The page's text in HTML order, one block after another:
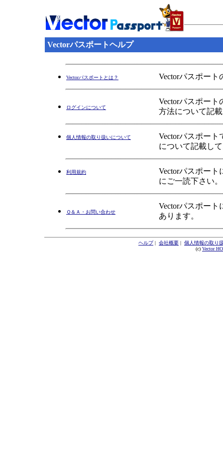
Vectorパスポートヘルプ
Vectorパスポートとは？ Vectorパスポー
ログインについて
Vectorパスポー
方法について記
個人情報の取り扱いについて
Vectorパスポー
について記載し
利用規約
Vectorパスポー
にご一読下さい。
Ｑ＆Ａ・お問い合わせ
Vectorパスポー
あります。
ヘルプ| 会社概要 | 個人情報の取り
(c) Vector